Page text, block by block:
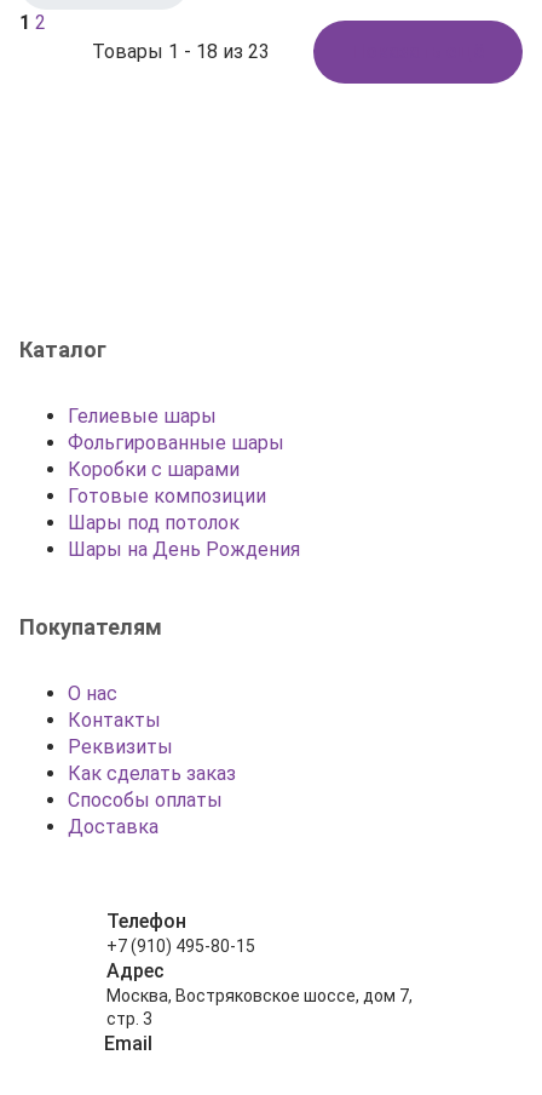
Товары 1 - 18 из 23
1 2
Каталог
Гелиевые шары
Фольгированные шары
Коробки с шарами
Готовые композиции
Шары под потолок
Шары на День Рождения
Покупателям
О нас
Контакты
Реквизиты
Как сделать заказ
Способы оплаты
Доставка
Телефон
+7 (910) 495-80-15
Адрес
Москва, Востряковское шоссе, дом 7,
стр. 3
Email